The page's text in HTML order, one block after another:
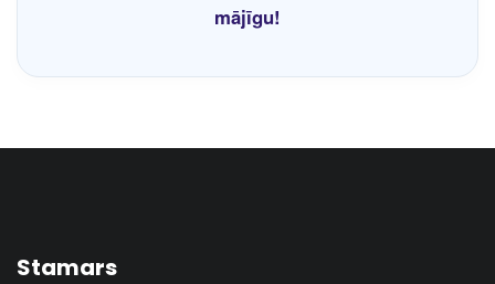
mājīgu!
Stamars